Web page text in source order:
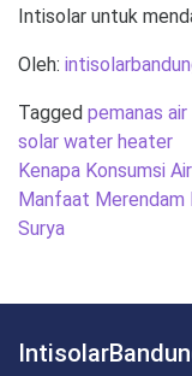
Intisolar untuk
Oleh:
Tagged pemanas
solar water heater
Post
navigation
Kenapa Konsumsi
Manfaat Merendam
Surya